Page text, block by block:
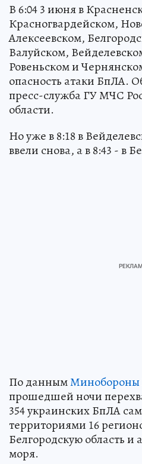
В 6:04 3 июня в
Красногвардейском,
Алексеевском,
Валуйском,
Ровеньском и
опасность атаки БпЛА.
пресс-служба ГУ МЧС
области.
Но уже в 8:18 в
ввели снова, а в 8:43 - в
По данным
прошедшей ночи
354 украинских БпЛА
территориями 16
Белгородскую область и
моря.